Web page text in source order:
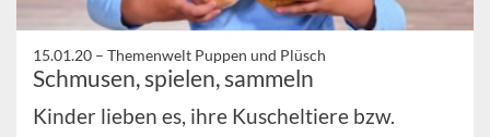
15.01.20 – Themenwelt Puppen und Plüsch
Schmusen, spielen, sammeln
Kinder lieben es, ihre Kuscheltiere bzw.